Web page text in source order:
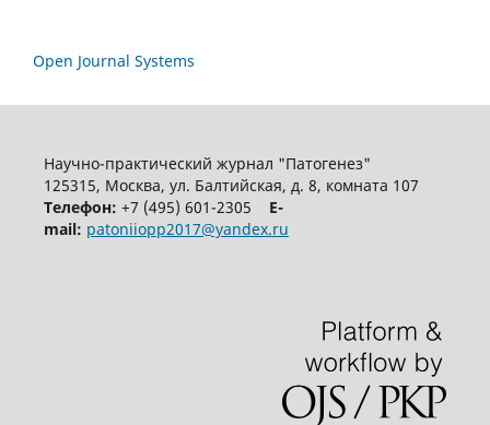
Open Journal Systems
Научно-практический журнал "Патогенез"
125315, Москва, ул. Балтийская, д. 8, комната 107
Телефон: +7 (495) 601-2305 E-
mail: patoniiopp2017@yandex.ru